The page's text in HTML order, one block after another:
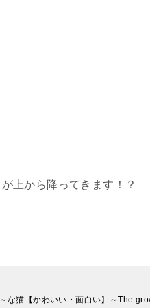
上から降ってきます！？